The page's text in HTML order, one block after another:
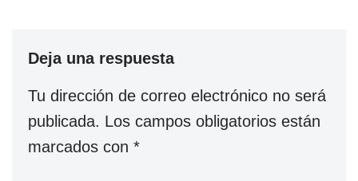
Deja una respuesta
Tu dirección de correo electrónico no será
publicada. Los campos obligatorios están
marcados con *